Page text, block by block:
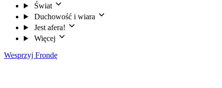
Świat
Duchowość i wiara
Jest afera!
Więcej
Wesprzyj Frondę